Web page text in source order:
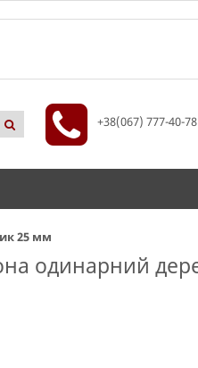
25 мм
одинарний
+38(067) 777-40-78